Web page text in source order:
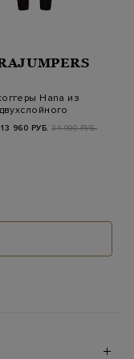
Hana из
двухслойного
влагозащитно…
13 960 РУБ. 34 900 РУБ.